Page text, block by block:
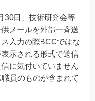
30日、技術研究会等
メールを外部一斉送
入力の際BCCではな
示される形式で送信
に気付いていません
員のものが含まれて